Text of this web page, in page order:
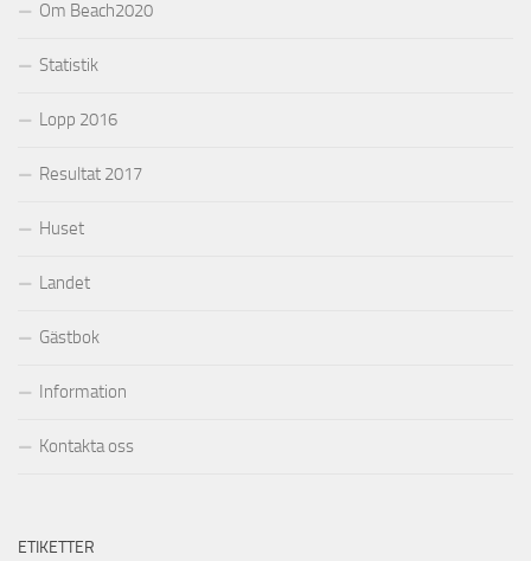
Om Beach2020
Statistik
Lopp 2016
Resultat 2017
Huset
Landet
Gästbok
Information
Kontakta oss
ETIKETTER